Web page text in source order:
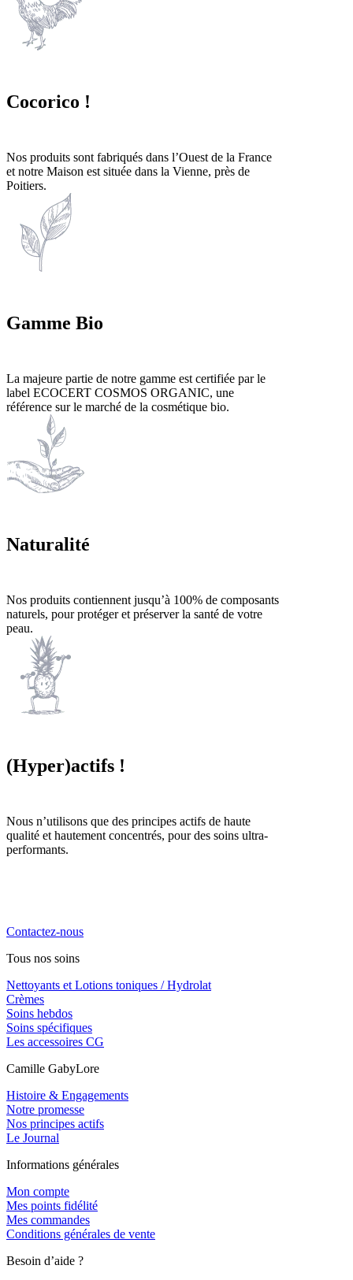
Cocorico !
Nos produits sont fabriqués dans l’Ouest de la France
et notre Maison est située dans la Vienne, près de
Poitiers.
Gamme Bio
La majeure partie de notre gamme est certifiée par le
label ECOCERT COSMOS ORGANIC, une
référence sur le marché de la cosmétique bio.
Naturalité
Nos produits contiennent jusqu’à 100% de composants
naturels, pour protéger et préserver la santé de votre
peau.
(Hyper)actifs !
Nous n’utilisons que des principes actifs de haute
qualité et hautement concentrés, pour des soins ultra-
performants.
Contactez-nous
Tous nos soins
Nettoyants et Lotions toniques / Hydrolat
Crèmes
Soins hebdos
Soins spécifiques
Les accessoires CG
Camille GabyLore
Histoire & Engagements
Notre promesse
Nos principes actifs
Le Journal
Informations générales
Mon compte
Mes points fidélité
Mes commandes
Conditions générales de vente
Besoin d’aide ?